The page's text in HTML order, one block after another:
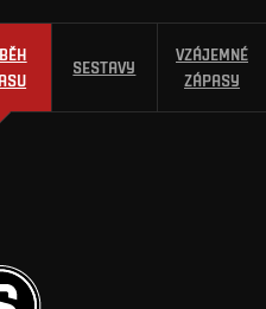
SESTAVY
VZÁJEMNÉ
ZÁPASY